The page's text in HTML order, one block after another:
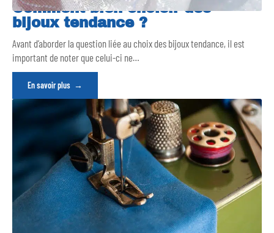
Comment bien choisir des
bijoux tendance ?
Avant d’aborder la question liée au choix des bijoux tendance, il est
important de noter que celui-ci ne…
En savoir plus